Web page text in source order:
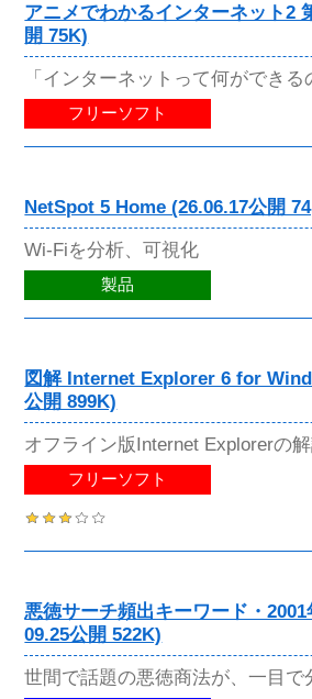
アニメでわかるインターネット2
開 75K)
「インターネットって何ができる
フリーソフト
NetSpot 5 Home (26.06.17公開
Wi-Fiを分析、可視化
製品
図解 Internet Explorer 6 for
公開 899K)
オフライン版Internet Explorerの
フリーソフト
悪徳サーチ頻出キーワード・
09.25公開 522K)
世間で話題の悪徳商法が、一目で